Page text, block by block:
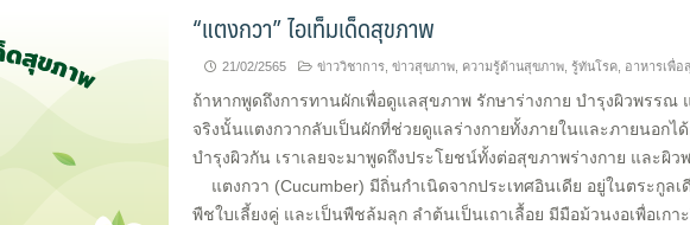
“แตงกวา” ไอเท็มเด็ดสุขภาพ
21/02/2565 ข่าววิชาการ, ข่าวสุขภาพ, ความรู้ด้านสุขภาพ, รู้ทันโรค, อาหารเพื่อ
ถ้าหากพูดถึงการทานผักเพื่อดูแลสุขภาพ รักษาร่างกาย บำรุงผิวพรรณ
จริงนั้นแตงกวากลับเป็นผักที่ช่วยดูแลร่างกายทั้งภายในและภายนอก
บำรุงผิวกัน เราเลยจะมาพูดถึงประโยชน์ทั้งต่อสุขภาพร่างกาย และ
แตงกวา (Cucumber) มีถิ่นกำเนิดจากประเทศอินเดีย อยู่ในตระกูล
พืชใบเลี้ยงคู่ และเป็นพืชล้มลุก ลำต้นเป็นเถาเลื้อย มีมือม้วนงอเพื่อเ